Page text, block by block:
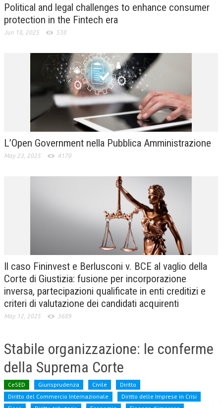
DIRITTO PENALE D’IMPRESA
DIRITTO DEL LAVORO
DIRITTO DEL WEB
DIRITTO DELLE IMPRESE IN CRISI
CRIMINOLOGIA E CRIMINALISTICA
SICUREZZA SUL LAVORO
DIRITTO TRIBUTARIO
PRASSI
AMMINISTRATIVA
TRIBUTARIA
COSTITUZIONALE
CIVILE
TRIBUTARIA
PENALE
Political and legal challenges to enhance consumer
protection in the Fintech era
Jun 18, 2025 538
L’Open Government nella Pubblica Amministrazione
May 23, 2025 4170
Il caso Fininvest e Berlusconi v. BCE al vaglio della
Corte di Giustizia: fusione per incorporazione
inversa, partecipazioni qualificate in enti creditizi e
criteri di valutazione dei candidati acquirenti
May 12, 2025 3689
Stabile organizzazione: le conferme
della Suprema Corte
CeSED Giurisprudenza Civile
Diritto
Diritto del Commercio Internazionale
Diritto delle Imprese in Crisi